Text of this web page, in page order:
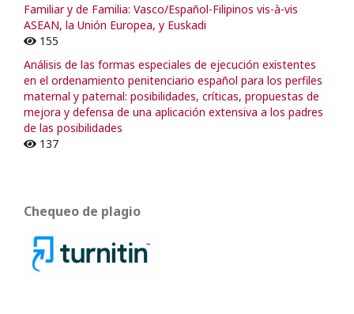
Familiar y de Familia: Vasco/Español-Filipinos vis-à-vis
ASEAN, la Unión Europea, y Euskadi
155
Análisis de las formas especiales de ejecución existentes
en el ordenamiento penitenciario español para los perfiles
maternal y paternal: posibilidades, críticas, propuestas de
mejora y defensa de una aplicación extensiva a los padres
de las posibilidades
137
Chequeo de plagio